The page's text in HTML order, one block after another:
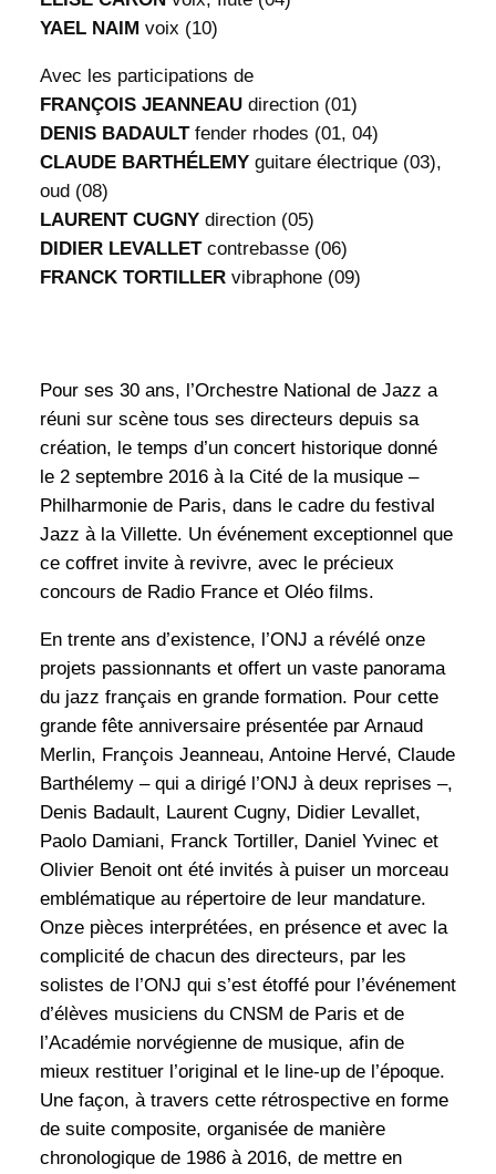
YAEL NAIM voix (10)
Avec les participations de
FRANÇOIS JEANNEAUdirection (01)
DENIS BADAULTfender rhodes (01, 04)
CLAUDE BARTHÉLEMYguitare électrique (03),
oud (08)
LAURENT CUGNYdirection (05)
DIDIER LEVALLETcontrebasse (06)
FRANCK TORTILLERvibraphone (09)
Pour ses 30 ans, l’Orchestre National de Jazz a
réuni sur scène tous ses directeurs depuis sa
création, le temps d’un concert historique donné
le 2 septembre 2016 à la Cité de la musique –
Philharmonie de Paris, dans le cadre du festival
Jazz à la Villette. Un événement exceptionnel que
ce coffret invite à revivre, avec le précieux
concours de Radio France et Oléo films.
En trente ans d’existence, l’ONJ a révélé onze
projets passionnants et offert un vaste panorama
du jazz français en grande formation. Pour cette
grande fête anniversaire présentée par Arnaud
Merlin, François Jeanneau, Antoine Hervé, Claude
Barthélemy – qui a dirigé l’ONJ à deux reprises –,
Denis Badault, Laurent Cugny, Didier Levallet,
Paolo Damiani, Franck Tortiller, Daniel Yvinec et
Olivier Benoit ont été invités à puiser un morceau
emblématique au répertoire de leur mandature.
Onze pièces interprétées, en présence et avec la
complicité de chacun des directeurs, par les
solistes de l’ONJ qui s’est étoffé pour l’événement
d’élèves musiciens du CNSM de Paris et de
l’Académie norvégienne de musique, afin de
mieux restituer l’original et le line-up de l’époque.
Une façon, à travers cette rétrospective en forme
de suite composite, organisée de manière
chronologique de 1986 à 2016, de mettre en